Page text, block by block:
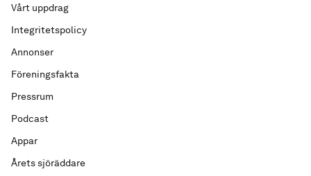
Vårt uppdrag
Integritetspolicy
Annonser
Föreningsfakta
Pressrum
Podcast
Appar
Årets sjöräddare